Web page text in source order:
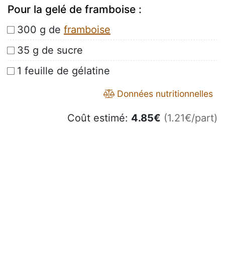
Pour la gelé de framboise :
300 g de framboise
35 g de sucre
1 feuille de gélatine
Données nutritionnelles
Coût estimé: 4.85€ (1.21€/part)